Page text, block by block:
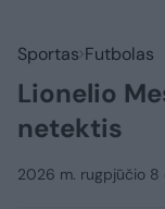
Sportas Futbolas
Lionelio
netektis
2026 m. rugpjūčio 8